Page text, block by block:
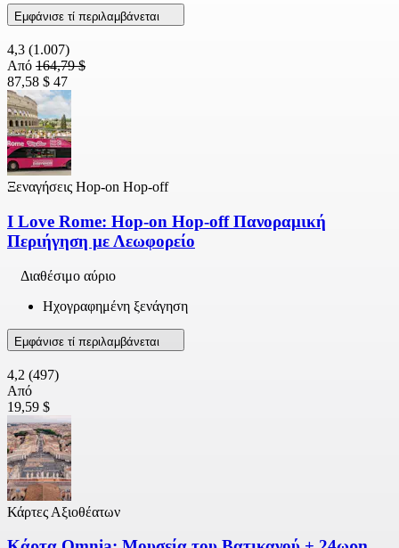
Εμφάνισε τί περιλαμβάνεται
4,3 (1.007)
Από 164,79 $
87,58 $ 47
Ξεναγήσεις Hop-on Hop-off
I Love Rome: Hop-on Hop-off Πανοραμική
Περιήγηση με Λεωφορείο
Διαθέσιμο αύριο
Ηχογραφημένη ξενάγηση
Εμφάνισε τί περιλαμβάνεται
4,2 (497)
Από
19,59 $
Κάρτες Αξιοθέατων